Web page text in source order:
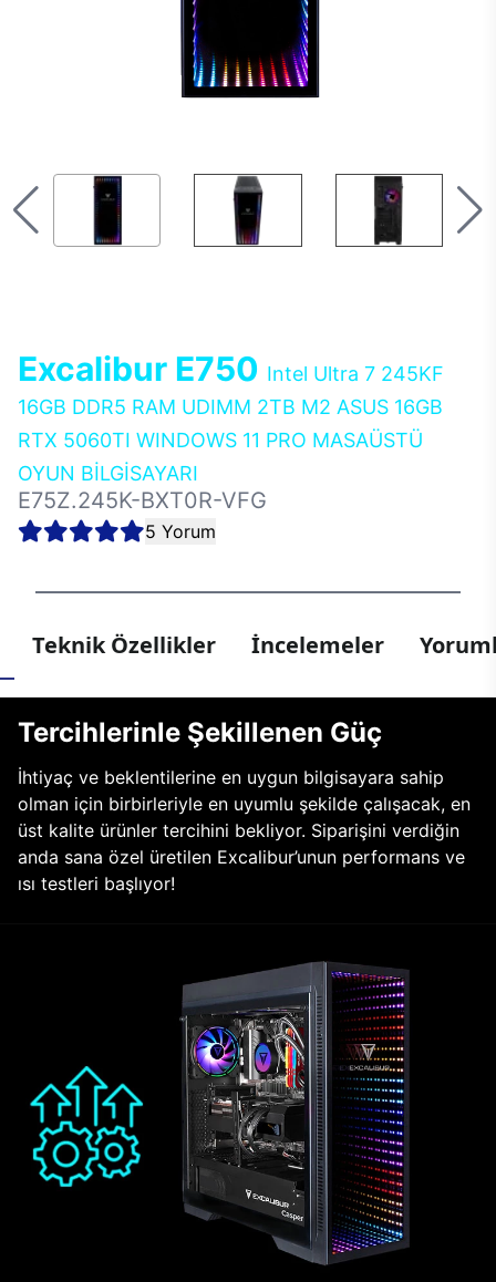
Excalibur E750 Intel Ultra 7 245KF
16GB DDR5 RAM UDIMM 2TB M2 ASUS 16GB
RTX 5060TI WINDOWS 11 PRO MASAÜSTÜ
OYUN BİLGİSAYARI
E75Z.245K-BXT0R-VFG
5 Yorum
Teknik Özellikler İncelemeler
Tercihlerinle Şekillenen Güç
İhtiyaç ve beklentilerine en uygun bilgisayara sahip
olman için birbirleriyle en uyumlu şekilde çalışacak, en
üst kalite ürünler tercihini bekliyor. Siparişini verdiğin
anda sana özel üretilen Excalibur’unun performans ve
ısı testleri başlıyor!